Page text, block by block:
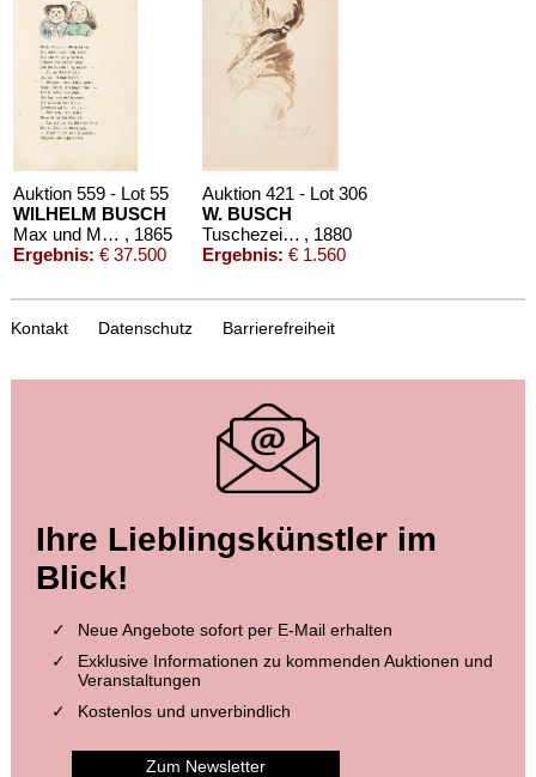
Auktion 559 - Lot 55
WILHELM BUSCH
Max und Moritz , 1865
Ergebnis: € 37.500
Auktion 421 - Lot 306
W. BUSCH
Tuschezeichnung (Damenporträt). 1880. , 1880
Ergebnis: € 1.560
Auktion 414 - Lot 87
W. BUSCH
Der Geburtstag. Widm.Ex. m.eigh. Vierzeiler v. Busch. 1907..
Ergebnis:€ 1.440
Auktion 414 - Lot 414
W. BUSCH
Kontakt Datenschutz Barrierefreiheit
Ihre Lieblingskünstler im
Blick!
Neue Angebote sofort per E-Mail erhalten
Exklusive Informationen zu kommenden Auktionen und
Veranstaltungen
Kostenlos und unverbindlich
Zum Newsletter